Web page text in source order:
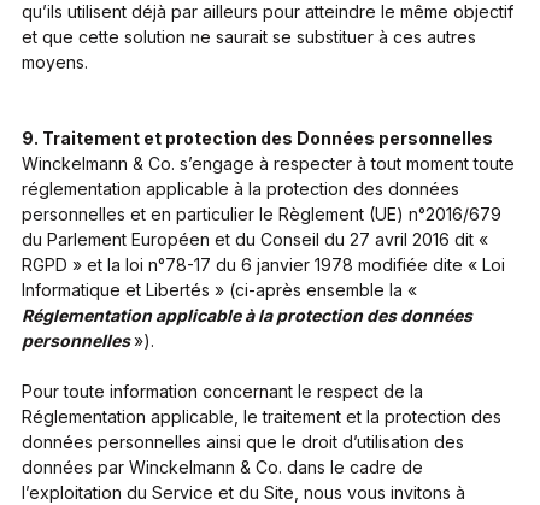
qu’ils utilisent déjà par ailleurs pour atteindre le même objectif
et que cette solution ne saurait se substituer à ces autres
moyens.
9. Traitement et protection des Données personnelles
Winckelmann & Co. s’engage à respecter à tout moment toute
réglementation applicable à la protection des données
personnelles et en particulier le Règlement (UE) n°2016/679
du Parlement Européen et du Conseil du 27 avril 2016 dit «
RGPD » et la loi n°78-17 du 6 janvier 1978 modifiée dite « Loi
Informatique et Libertés » (ci-après ensemble la «
Réglementation applicable à la protection des données
personnelles»).
Pour toute information concernant le respect de la
Réglementation applicable, le traitement et la protection des
données personnelles ainsi que le droit d’utilisation des
données par Winckelmann & Co. dans le cadre de
l’exploitation du Service et du Site, nous vous invitons à